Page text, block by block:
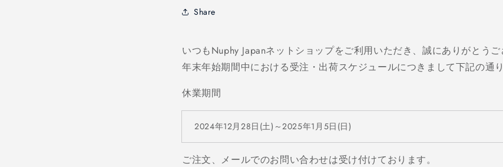
Share
いつもNuphy Japanネットショップをご利用いただき、誠にありがとうご
年末年始期間中における受注・出荷スケジュールにつきまして下記の通
休業期間
2024年12月28日 (土) ～2025年1月5日 (日)
ご注文、メールでのお問い合わせは受け付けております。